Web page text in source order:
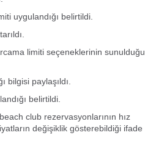
uygulandığı belirtildi.
limiti seçeneklerinin sunulduğu
bilgisi paylaşıldı.
belirtildi.
club rezervasyonlarının hız
değişiklik gösterebildiği ifade